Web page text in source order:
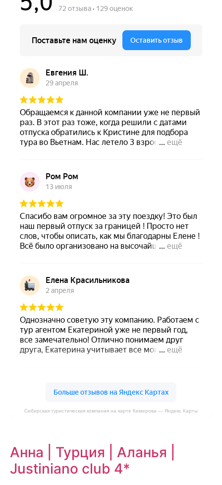
Сибирская туристическая компания на карте Кемерова — Яндекс Карты
Анна | Турция | Аланья |
Justiniano club 4*